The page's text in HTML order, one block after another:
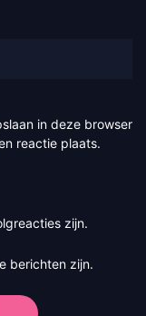
in deze browser
reactie plaats.
zijn.
berichten zijn.